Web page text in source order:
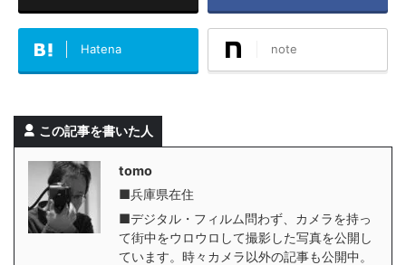
Hatena note
この記事を書いた人
tomo
■兵庫県在住
■デジタル・フィルム問わず、カメラを持っ
て街中をウロウロして撮影した写真を公開し
ています。時々カメラ以外の記事も公開中。